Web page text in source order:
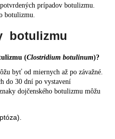
prípadov botulizmu.
botulizmu.
botulizmu
(Clostridium botulinum)?
byť od miernych až po závažné.
do 30 dní po vystavení
dojčenského botulizmu môžu